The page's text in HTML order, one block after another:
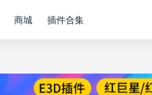
商城 插件合集